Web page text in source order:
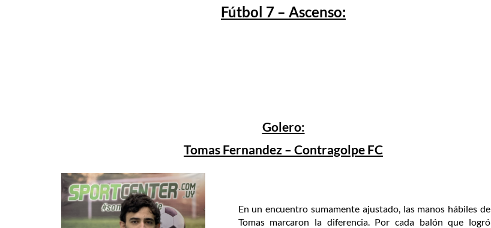
Fútbol 7 – Ascenso:
Golero:
Tomas Fernandez – Contragolpe FC
En un encuentro sumamente ajustado, las manos hábiles de
Tomas marcaron la diferencia. Por cada balón que logró